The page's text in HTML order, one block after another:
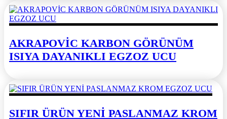
AKRAPOVİC KARBON GÖRÜNÜM
ISIYA DAYANIKLI EGZOZ UCU
SIFIR ÜRÜN YENİ PASLANMAZ KROM